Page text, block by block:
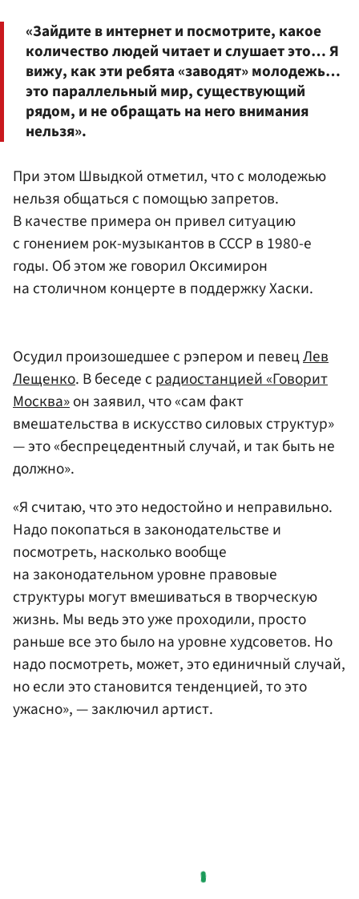
«Зайдите в интернет и посмотрите, какое
количество людей читает и слушает это… Я
вижу, как эти ребята «заводят» молодежь…
это параллельный мир, существующий
рядом, и не обращать на него внимания
нельзя».
При этом Швыдкой отметил, что с молодежью
нельзя общаться с помощью запретов.
В качестве примера он привел ситуацию
с гонением рок-музыкантов в СССР в 1980-е
годы. Об этом же говорил Оксимирон
на столичном концерте в поддержку Хаски.
Осудил произошедшее с рэпером и певецЛев
Лещенко. В беседе с радиостанцией «Говорит
Москва»он заявил, что «сам факт
вмешательства в искусство силовых структур»
— это «беспрецедентный случай, и так быть не
должно».
«Я считаю, что это недостойно и неправильно.
Надо покопаться в законодательстве и
посмотреть, насколько вообще
на законодательном уровне правовые
структуры могут вмешиваться в творческую
жизнь. Мы ведь это уже проходили, просто
раньше все это было на уровне худсоветов. Но
надо посмотреть, может, это единичный случай,
но если это становится тенденцией, то это
ужасно», — заключил артист.